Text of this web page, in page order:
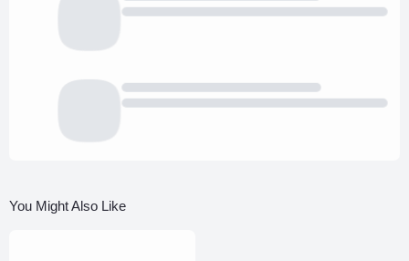
You Might Also Like